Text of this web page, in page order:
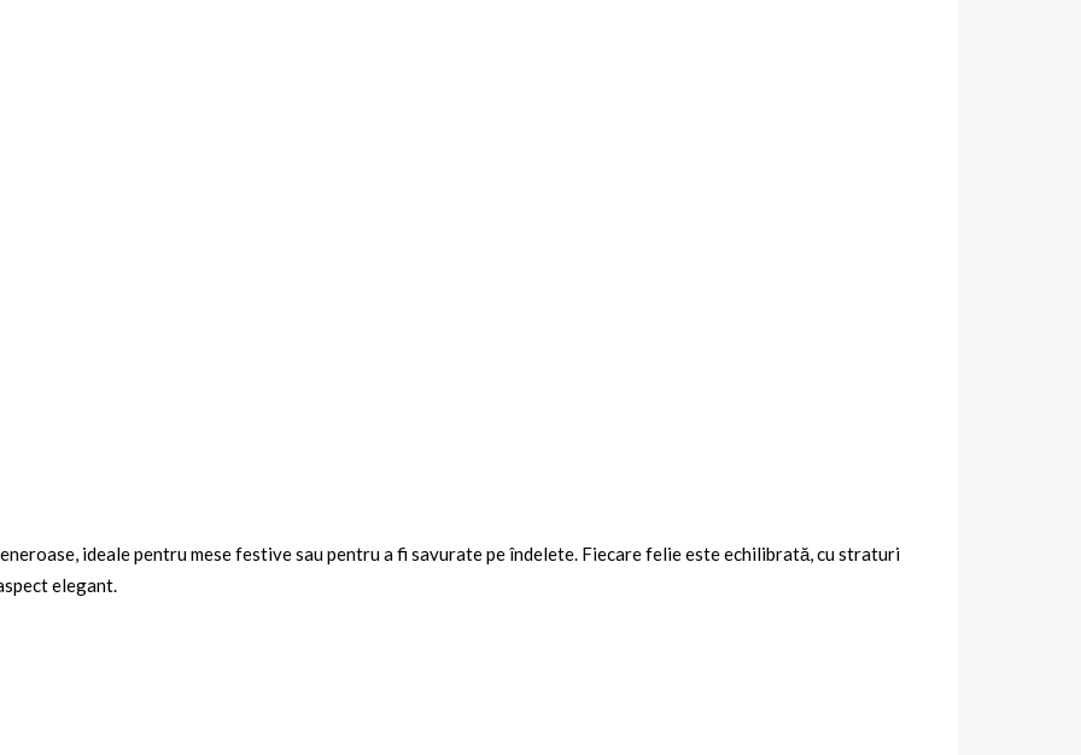
, ideale pentru mese festive sau pentru a fi savurate pe îndelete. Fiecare felie este echilibrată, cu straturi
elegant.